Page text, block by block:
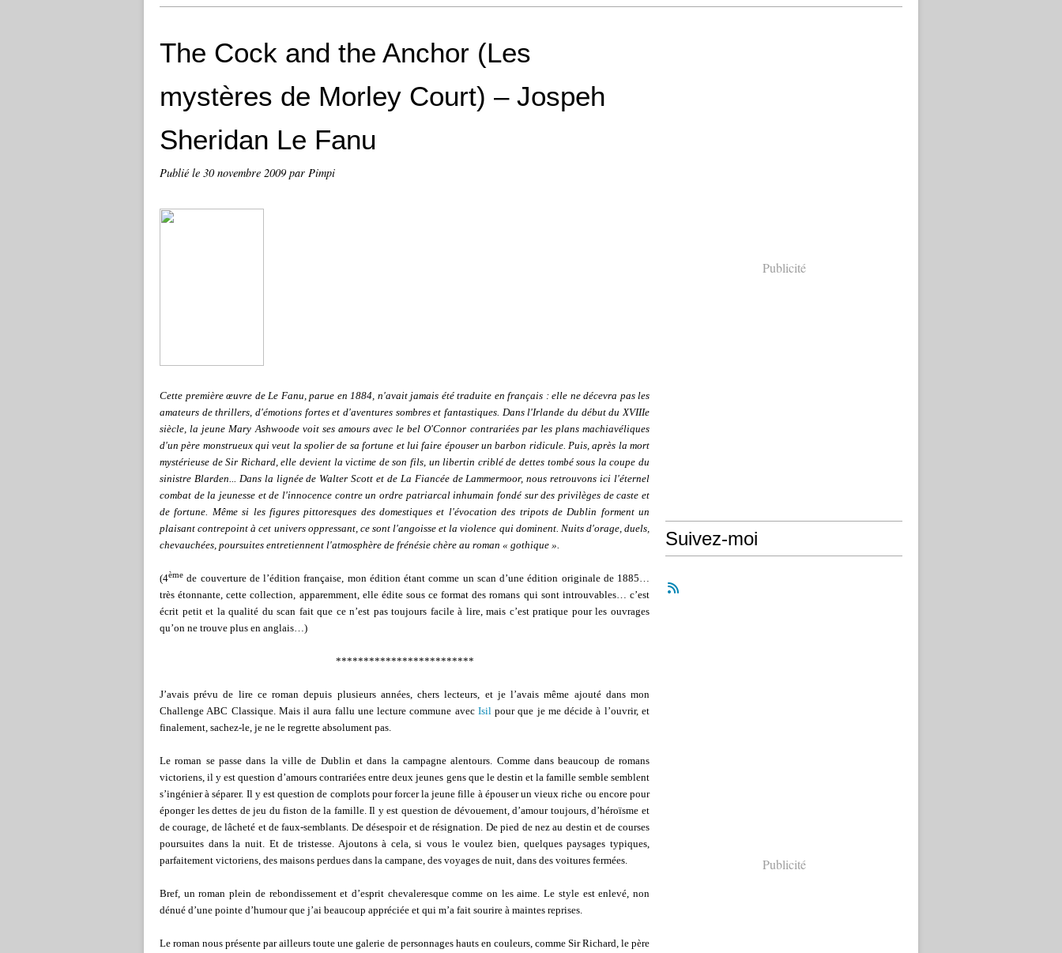
The Cock and the Anchor (Les
mystères de Morley Court) – Jospeh
Sheridan Le Fanu
Publié le 30 novembre 2009 par Pimpi
Cette première œuvre de Le Fanu, parue en 1884, n'avait jamais été traduite en français : elle ne décevra pas les
amateurs de thrillers, d'émotions fortes et d'aventures sombres et fantastiques. Dans l'Irlande du début du XVIIIe
siècle, la jeune Mary Ashwoode voit ses amours avec le bel O'Connor contrariées par les plans machiavéliques
d'un père monstrueux qui veut la spolier de sa fortune et lui faire épouser un barbon ridicule. Puis, après la mort
mystérieuse de Sir Richard, elle devient la victime de son fils, un libertin criblé de dettes tombé sous la coupe du
sinistre Blarden... Dans la lignée de Walter Scott et de La Fiancée de Lammermoor, nous retrouvons ici l'éternel
combat de la jeunesse et de l'innocence contre un ordre patriarcal inhumain fondé sur des privilèges de caste et
de fortune. Même si les figures pittoresques des domestiques et l'évocation des tripots de Dublin forment un
plaisant contrepoint à cet univers oppressant, ce sont l'angoisse et la violence qui dominent. Nuits d'orage, duels,
chevauchées, poursuites entretiennent l'atmosphère de frénésie chère au roman « gothique ».
(4ème de couverture de l’édition française, mon édition étant comme un scan d’une édition originale de 1885…
très étonnante, cette collection, apparemment, elle édite sous ce format des romans qui sont introuvables… c’est
écrit petit et la qualité du scan fait que ce n’est pas toujours facile à lire, mais c’est pratique pour les ouvrages
qu’on ne trouve plus en anglais…)
*************************
J’avais prévu de lire ce roman depuis plusieurs années, chers lecteurs, et je l’avais même ajouté dans mon
Challenge ABC Classique. Mais il aura fallu une lecture commune avec Isilpour que je me décide à l’ouvrir, et
finalement, sachez-le, je ne le regrette absolument pas.
Le roman se passe dans la ville de Dublin et dans la campagne alentours. Comme dans beaucoup de romans
victoriens, il y est question d’amours contrariées entre deux jeunes gens que le destin et la famille semble semblent
s’ingénier à séparer. Il y est question de complots pour forcer la jeune fille à épouser un vieux riche ou encore pour
éponger les dettes de jeu du fiston de la famille. Il y est question de dévouement, d’amour toujours, d’héroïsme et
de courage, de lâcheté et de faux-semblants. De désespoir et de résignation. De pied de nez au destin et de courses
poursuites dans la nuit. Et de tristesse. Ajoutons à cela, si vous le voulez bien, quelques paysages typiques,
parfaitement victoriens, des maisons perdues dans la campane, des voyages de nuit, dans des voitures fermées.
Bref, un roman plein de rebondissement et d’esprit chevaleresque comme on les aime. Le style est enlevé, non
dénué d’une pointe d’humour que j’ai beaucoup appréciée et qui m’a fait sourire à maintes reprises.
Le roman nous présente par ailleurs toute une galerie de personnages hauts en couleurs, comme Sir Richard, le père
Publicité
Suivez-moi
Publicité